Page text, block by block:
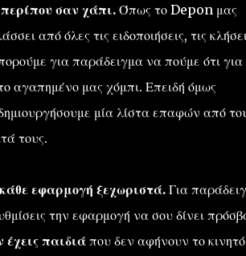
σαν χάπι.Όπως το Depon μας
από όλες τις ειδοποιήσεις, τις
για παράδειγμα να πούμε ότι για
αγαπημένο μας χόμπι. Επειδή όμως
μία λίστα επαφών από
τους.
εφαρμογή ξεχωριστά.Για
την εφαρμογή να σου δίνει
έχεις παιδιάπου δεν αφήνουν το